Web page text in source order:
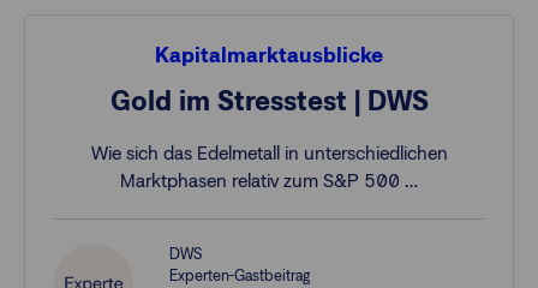
Kapitalmarktausblicke
Gold im Stresstest | DWS
Wie sich das Edelmetall in unterschiedlichen
Marktphasen relativ zum S&P 500 …
DWS
Experten-Gastbeitrag